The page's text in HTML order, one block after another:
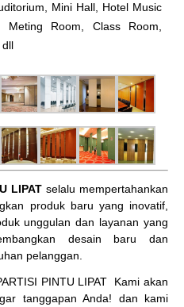
Mini Hall, Hotel Music
Room, Class Room,
dll
LIPATselalu mempertahankan
produk baru yang inovatif,
unggulan dan layanan yang
desain baru dan
pelanggan.
PINTU LIPAT
Kami akan
tanggapan Anda! dan kami